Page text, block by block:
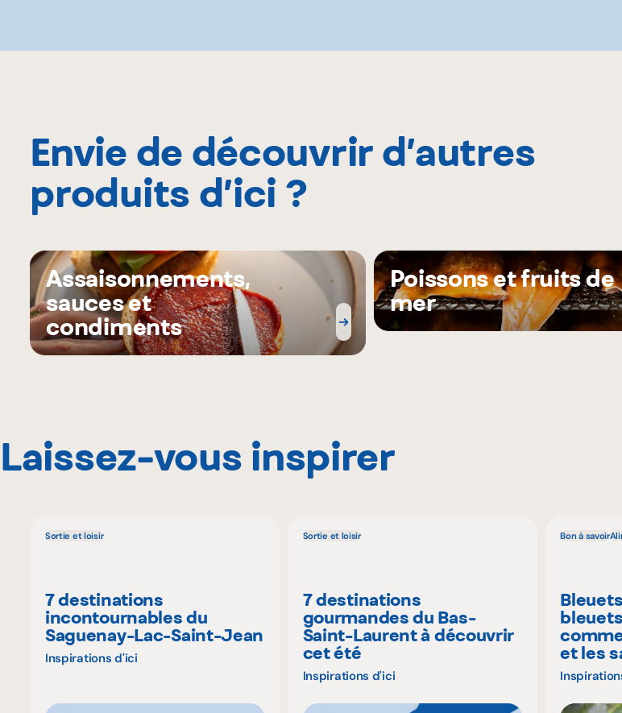
Envie de découvrir d’autres
produits d’ici ?
Assaisonnements,
sauces et
condiments
Poissons et fruits de
mer
Laissez-vous inspirer
Sortie et loisir
7 destinations
incontournables du
Saguenay-Lac-Saint-Jean
Inspirations d'ici
Sortie et loisir
7 destinations
gourmandes du Bas-
Saint-Laurent à découvrir
cet été
Inspirations d'ici
Bon à savoir
et les